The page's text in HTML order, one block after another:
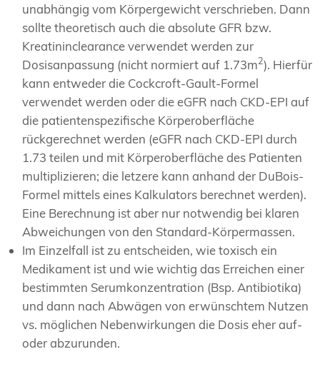
unabhängig vom Körpergewicht verschrieben. Dann
sollte theoretisch auch die absolute GFR bzw.
Kreatininclearance verwendet werden zur
Dosisanpassung (nicht normiert auf 1.73m2). Hierfür
kann entweder die Cockcroft-Gault-Formel
verwendet werden oder die eGFR nach CKD-EPI auf
die patientenspezifische Körperoberfläche
rückgerechnet werden (eGFR nach CKD-EPI durch
1.73 teilen und mit Körperoberfläche des Patienten
multiplizieren; die letzere kann anhand der DuBois-
Formel mittels eines Kalkulators berechnet werden).
Eine Berechnung ist aber nur notwendig bei klaren
Abweichungen von den Standard-Körpermassen.
Im Einzelfall ist zu entscheiden, wie toxisch ein
Medikament ist und wie wichtig das Erreichen einer
bestimmten Serumkonzentration (Bsp. Antibiotika)
und dann nach Abwägen von erwünschtem Nutzen
vs. möglichen Nebenwirkungen die Dosis eher auf-
oder abzurunden.